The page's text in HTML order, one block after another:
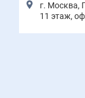
г. Москва,
11 этаж,